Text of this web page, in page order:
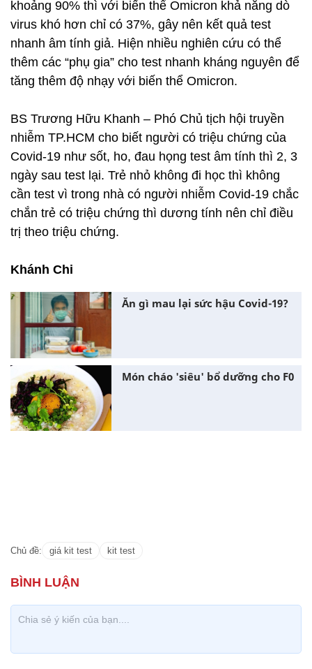
khoảng 90% thì với biến thể Omicron khả năng dò
virus khó hơn chỉ có 37%, gây nên kết quả test
nhanh âm tính giả. Hiện nhiều nghiên cứu có thể
thêm các “phụ gia” cho test nhanh kháng nguyên để
tăng thêm độ nhạy với biến thể Omicron.
BS Trương Hữu Khanh – Phó Chủ tịch hội truyền
nhiễm TP.HCM cho biết người có triệu chứng của
Covid-19 như sốt, ho, đau họng test âm tính thì 2, 3
ngày sau test lại. Trẻ nhỏ không đi học thì không
cần test vì trong nhà có người nhiễm Covid-19 chắc
chắn trẻ có triệu chứng thì dương tính nên chỉ điều
trị theo triệu chứng.
Khánh Chi
Ăn gì mau lại sức hậu Covid-19?
Món cháo 'siêu' bổ dưỡng cho F0
Chủ đề: giá kit test kit test